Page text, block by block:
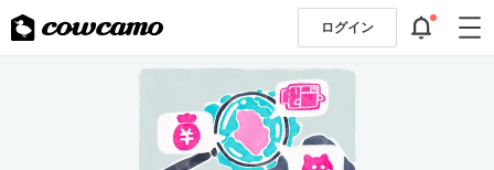
ログイン